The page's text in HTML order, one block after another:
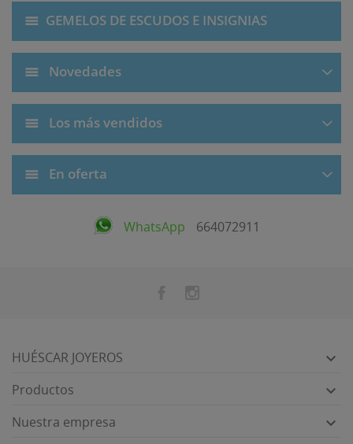
GEMELOS DE ESCUDOS E INSIGNIAS
Novedades
Los más vendidos
En oferta
WhatsApp 664072911
HUÉSCAR JOYEROS 
Productos 
Nuestra empresa 